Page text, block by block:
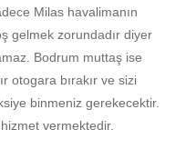
Milas havalimanın
gelmek zorundadır diyer
Bodrum muttaş ise
otogara bırakır ve sizi
binmeniz gerekecektir.
vermektedir.